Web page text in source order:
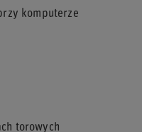
komputerze
torowych